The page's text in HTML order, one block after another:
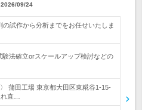
2026/09/24
試作から分析までをお任せいたしま
法確立orスケールアップ検討などの
蒲田工場 東京都大田区東糀谷1-15-
直…